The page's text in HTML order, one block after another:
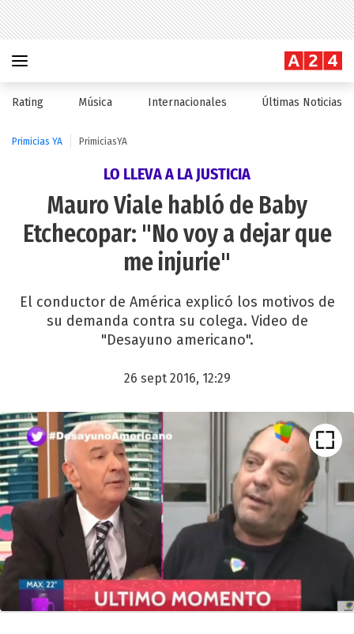
Rating Música Internacionales Últimas Noticias
Primicias YA PrimiciasYA
LO LLEVA A LA JUSTICIA
Mauro Viale habló de Baby
Etchecopar: "No voy a dejar que
me injurie"
El conductor de América explicó los motivos de
su demanda contra su colega. Video de
"Desayuno americano".
26 sept 2016, 12:29